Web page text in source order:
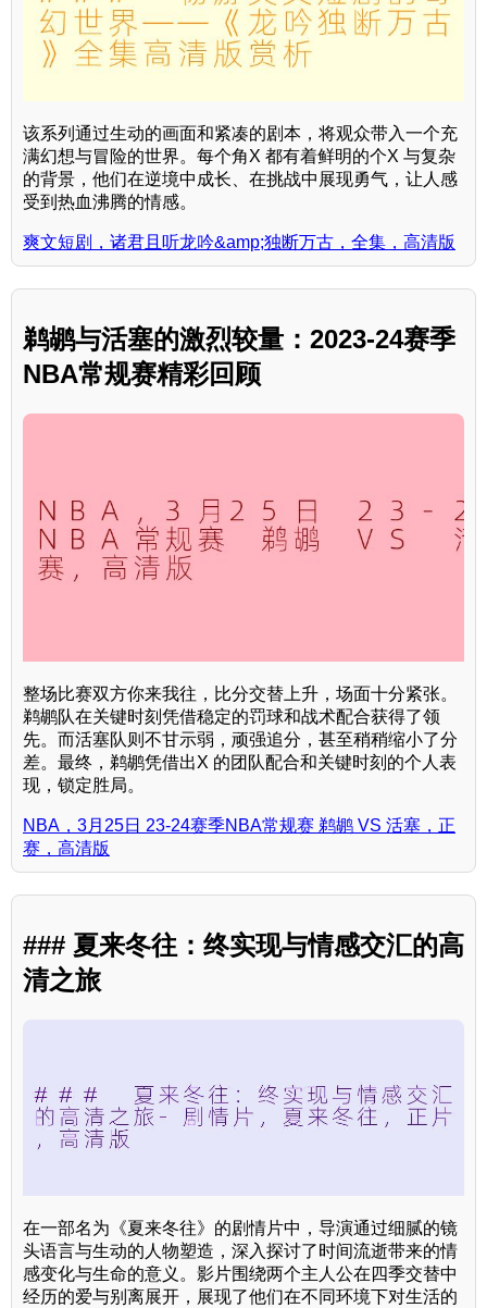
该系列通过生动的画面和紧凑的剧本，将观众带入一个充
满幻想与冒险的世界。每个角X 都有着鲜明的个X 与复杂
的背景，他们在逆境中成长、在挑战中展现勇气，让人感
受到热血沸腾的情感。
爽文短剧，诸君且听龙吟&amp;独断万古，全集，高清版
鹈鹕与活塞的激烈较量：2023-24赛季
NBA常规赛精彩回顾
整场比赛双方你来我往，比分交替上升，场面十分紧张。
鹈鹕队在关键时刻凭借稳定的罚球和战术配合获得了领
先。而活塞队则不甘示弱，顽强追分，甚至稍稍缩小了分
差。最终，鹈鹕凭借出X 的团队配合和关键时刻的个人表
现，锁定胜局。
NBA，3月25日 23-24赛季NBA常规赛 鹈鹕 VS 活塞，正
赛，高清版
### 夏来冬往：终实现与情感交汇的高
清之旅
在一部名为《夏来冬往》的剧情片中，导演通过细腻的镜
头语言与生动的人物塑造，深入探讨了时间流逝带来的情
感变化与生命的意义。影片围绕两个主人公在四季交替中
经历的爱与别离展开，展现了他们在不同环境下对生活的